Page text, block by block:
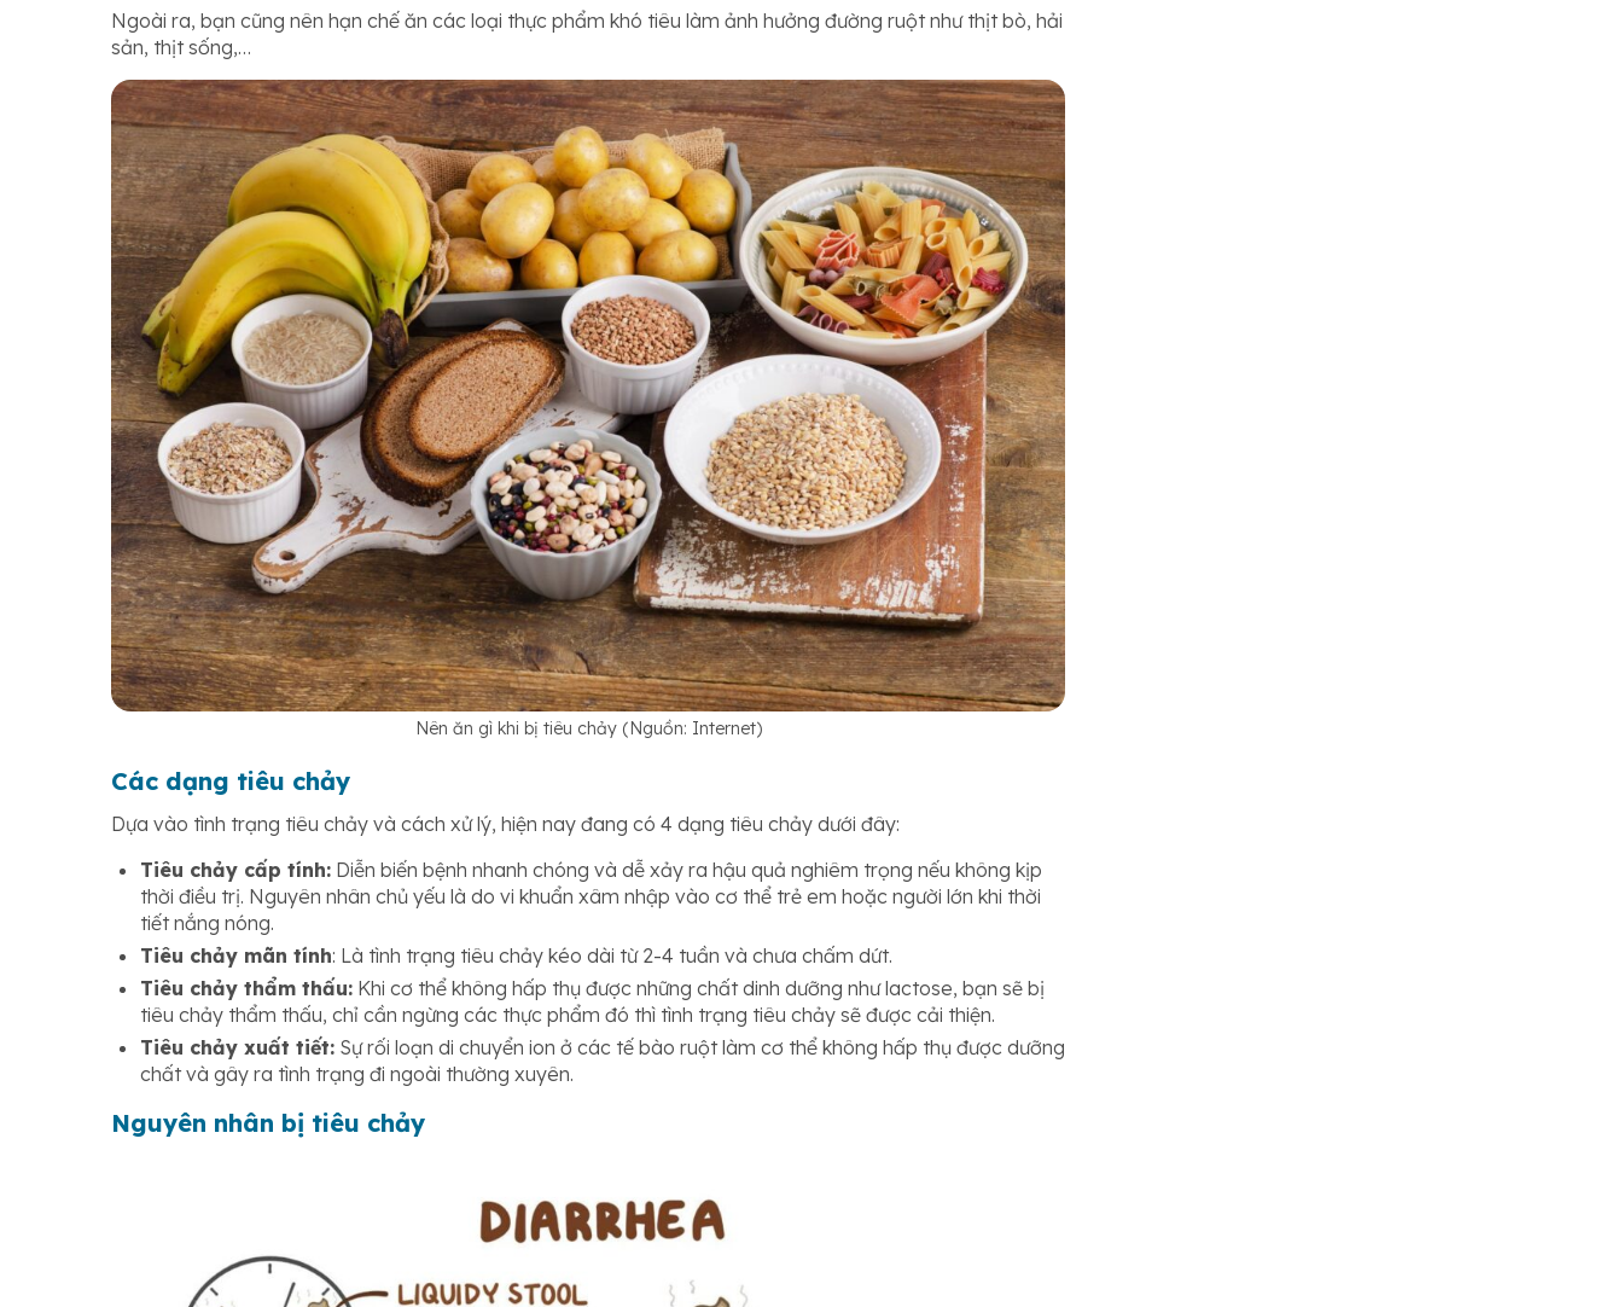
Ngoài ra, bạn cũng nên hạn chế ăn các loại thực phẩm khó tiêu làm ảnh hưởng đường ruột như thịt bò, hải
sản, thịt sống,…
Nên ăn gì khi bị tiêu chảy (Nguồn: Internet)
Các dạng tiêu chảy
Dựa vào tình trạng tiêu chảy và cách xử lý, hiện nay đang có 4 dạng tiêu chảy dưới đây:
Tiêu chảy cấp tính: Diễn biến bệnh nhanh chóng và dễ xảy ra hậu quả nghiêm trọng nếu không kịp
thời điều trị. Nguyên nhân chủ yếu là do vi khuẩn xâm nhập vào cơ thể trẻ em hoặc người lớn khi thời
tiết nắng nóng.
Tiêu chảy mãn tính: Là tình trạng tiêu chảy kéo dài từ 2-4 tuần và chưa chấm dứt.
Tiêu chảy thẩm thấu: Khi cơ thể không hấp thụ được những chất dinh dưỡng như lactose, bạn sẽ bị
tiêu chảy thẩm thấu, chỉ cần ngừng các thực phẩm đó thì tình trạng tiêu chảy sẽ được cải thiện.
Tiêu chảy xuất tiết: Sự rối loạn di chuyển ion ở các tế bào ruột làm cơ thể không hấp thụ được dưỡng
chất và gây ra tình trạng đi ngoài thường xuyên.
Nguyên nhân bị tiêu chảy